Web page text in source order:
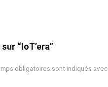
“IoT’era”
obligatoires sont indiqués avec